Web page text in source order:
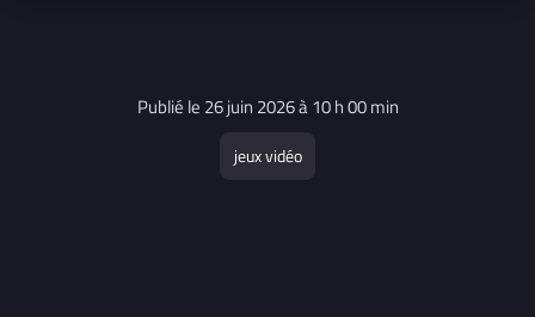
Publié le 26 juin 2026 à 10 h 00 min
jeux vidéo